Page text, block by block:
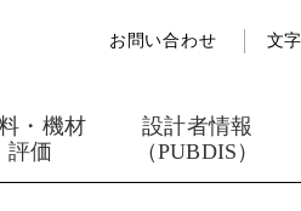
お問い合わせ 文
・機材
評価
設計者情報
（PUBDIS）